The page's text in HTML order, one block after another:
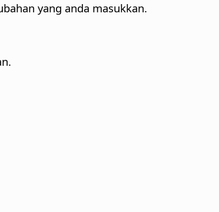
yang anda masukkan.